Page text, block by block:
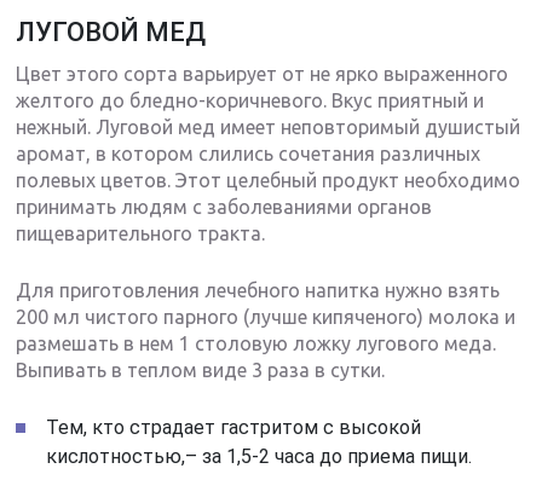
ЛУГОВОЙ МЕД
Цвет этого сорта варьирует от не ярко выраженного
желтого до бледно-коричневого. Вкус приятный и
нежный. Луговой мед имеет неповторимый душистый
аромат, в котором слились сочетания различных
полевых цветов. Этот целебный продукт необходимо
принимать людям с заболеваниями органов
пищеварительного тракта.
Для приготовления лечебного напитка нужно взять
200 мл чистого парного (лучше кипяченого) молока и
размешать в нем 1 столовую ложку лугового меда.
Выпивать в теплом виде 3 раза в сутки.
Тем, кто страдает гастритом с высокой
кислотностью,– за 1,5-2 часа до приема пищи.